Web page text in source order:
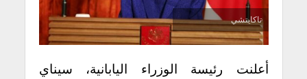
تاكايتشي
أعلنت رئيسة الوزراء اليابانية، سيناي